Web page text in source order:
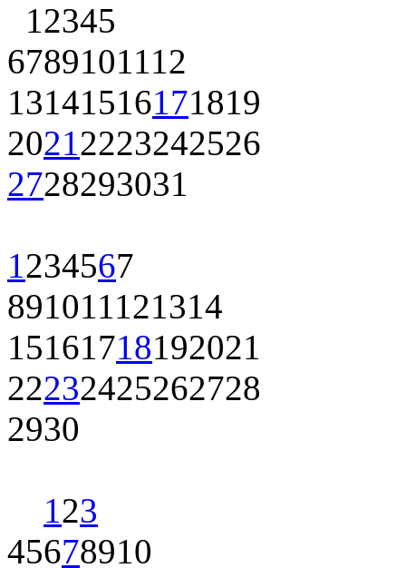
12345
6789101112
13141516171819
20212223242526
2728293031
1234567
891011121314
15161718192021
22232425262728
2930
123
45678910